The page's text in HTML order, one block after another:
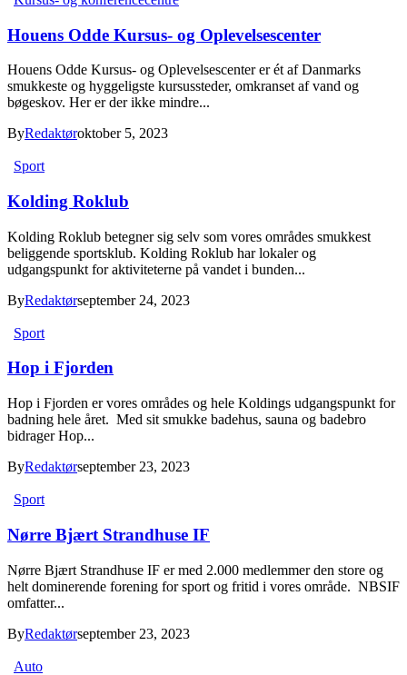
Houens Odde Kursus- og Oplevelsescenter
Houens Odde Kursus- og Oplevelsescenter er ét af Danmarks
smukkeste og hyggeligste kursussteder, omkranset af vand og
bøgeskov. Her er der ikke mindre...
ByRedaktøroktober 5, 2023
Sport
Kolding Roklub
Kolding Roklub betegner sig selv som vores områdes smukkest
beliggende sportsklub. Kolding Roklub har lokaler og
udgangspunkt for aktiviteterne på vandet i bunden...
ByRedaktørseptember 24, 2023
Sport
Hop i Fjorden
Hop i Fjorden er vores områdes og hele Koldings udgangspunkt for
badning hele året. Med sit smukke badehus, sauna og badebro
bidrager Hop...
ByRedaktørseptember 23, 2023
Sport
Nørre Bjært Strandhuse IF
Nørre Bjært Strandhuse IF er med 2.000 medlemmer den store og
helt dominerende forening for sport og fritid i vores område. NBSIF
omfatter...
ByRedaktørseptember 23, 2023
Auto